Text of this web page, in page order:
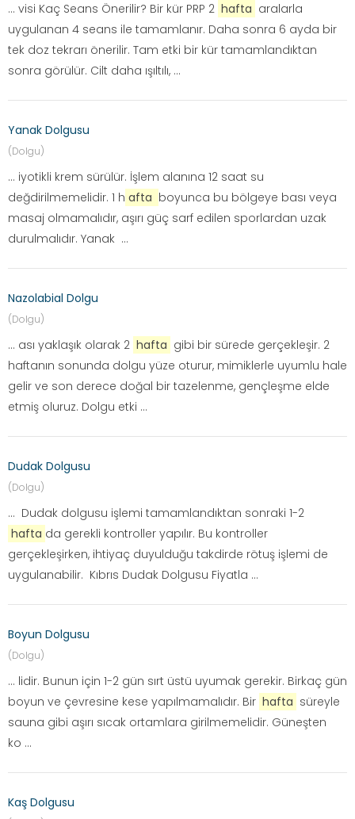
... visi Kaç Seans Önerilir? Bir kür PRP 2 hafta aralarla
uygulanan 4 seans ile tamamlanır. Daha sonra 6 ayda bir
tek doz tekrarı önerilir. Tam etki bir kür tamamlandıktan
sonra görülür. Cilt daha ışıltılı, ...
Yanak Dolgusu
(Dolgu)
... iyotikli krem sürülür. İşlem alanına 12 saat su
değdirilmemelidir. 1 h afta boyunca bu bölgeye bası veya
masaj olmamalıdır, aşırı güç sarf edilen sporlardan uzak
durulmalıdır. Yanak ...
Nazolabial Dolgu
(Dolgu)
... ası yaklaşık olarak 2 hafta gibi bir sürede gerçekleşir. 2
haftanın sonunda dolgu yüze oturur, mimiklerle uyumlu hale
gelir ve son derece doğal bir tazelenme, gençleşme elde
etmiş oluruz. Dolgu etki ...
Dudak Dolgusu
(Dolgu)
... Dudak dolgusu işlemi tamamlandıktan sonraki 1-2
hafta da gerekli kontroller yapılır. Bu kontroller
gerçekleşirken, ihtiyaç duyulduğu takdirde rötuş işlemi de
uygulanabilir. Kıbrıs Dudak Dolgusu Fiyatla ...
Boyun Dolgusu
(Dolgu)
... lidir. Bunun için 1-2 gün sırt üstü uyumak gerekir. Birkaç gün
boyun ve çevresine kese yapılmamalıdır. Bir hafta süreyle
sauna gibi aşırı sıcak ortamlara girilmemelidir. Güneşten
ko ...
Kaş Dolgusu